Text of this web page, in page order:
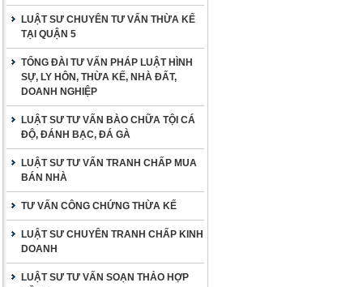
LUẬT SƯ CHUYÊN TƯ VẤN THỪA KẾ
TẠI QUẬN 5
TỔNG ĐÀI TƯ VẤN PHÁP LUẬT HÌNH
SỰ, LY HÔN, THỪA KẾ, NHÀ ĐẤT,
DOANH NGHIỆP
LUẬT SƯ TƯ VẤN BÀO CHỮA TỘI CÁ
ĐỘ, ĐÁNH BẠC, ĐÁ GÀ
LUẬT SƯ TƯ VẤN TRANH CHẤP MUA
BÁN NHÀ
TƯ VẤN CÔNG CHỨNG THỪA KẾ
LUẬT SƯ CHUYÊN TRANH CHẤP KINH
DOANH
LUẬT SƯ TƯ VẤN SOẠN THẢO HỢP